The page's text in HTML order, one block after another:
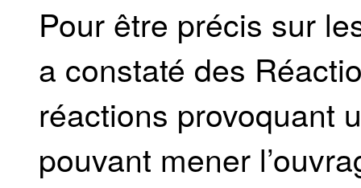
Pour être précis sur
a constaté des
réactions provoquant
pouvant mener